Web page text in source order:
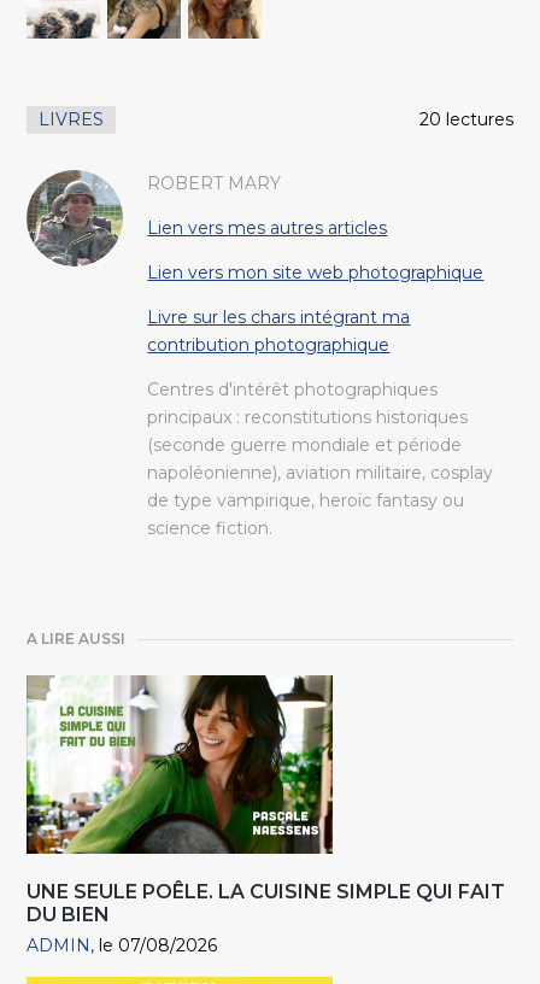
LIVRES 20 lectures
ROBERT MARY
Lien vers mes autres articles
Lien vers mon site web photographique
Livre sur les chars intégrant ma
contribution photographique
Centres d'intérêt photographiques
principaux : reconstitutions historiques
(seconde guerre mondiale et période
napoléonienne), aviation militaire, cosplay
de type vampirique, heroïc fantasy ou
science fiction.
A LIRE AUSSI
UNE SEULE POÊLE. LA CUISINE SIMPLE QUI FAIT
DU BIEN
ADMIN le 07/08/2026